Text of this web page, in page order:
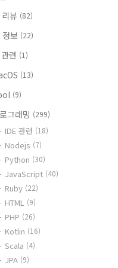
뷰 (82)
보 (22)
련 (1)
(13)
(9)
그래밍 (299)
IDE 관련 (18)
Nodejs (7)
Python (30)
JavaScript (40)
Ruby (22)
HTML (9)
PHP (26)
Kotlin (16)
Scala (4)
JPA (9)